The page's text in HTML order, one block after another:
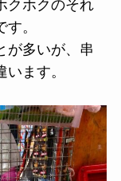
クホクのそれ
。
が多いが、串
ます。